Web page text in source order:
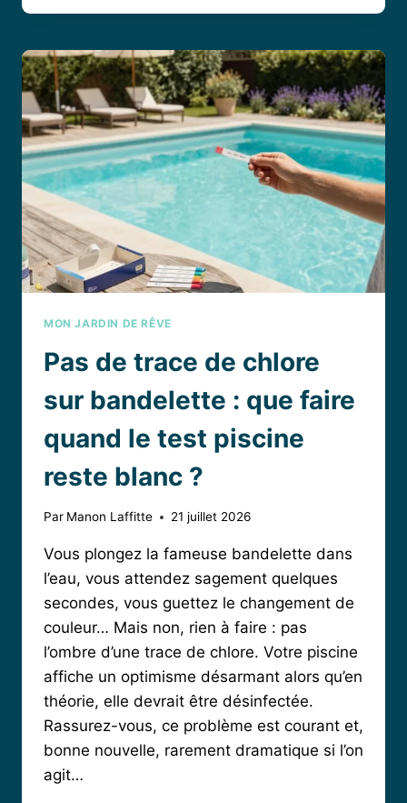
POUR
PISCINE
LINER
:
MIRACLE
OU
SIMPLE
DÉPANNAGE ?
MON JARDIN DE RÊVE
Pas de trace de chlore
sur bandelette : que faire
quand le test piscine
reste blanc ?
Par Manon Laffitte 21 juillet 2026
Vous plongez la fameuse bandelette dans
l’eau, vous attendez sagement quelques
secondes, vous guettez le changement de
couleur… Mais non, rien à faire : pas
l’ombre d’une trace de chlore. Votre piscine
affiche un optimisme désarmant alors qu’en
théorie, elle devrait être désinfectée.
Rassurez-vous, ce problème est courant et,
bonne nouvelle, rarement dramatique si l’on
agit…